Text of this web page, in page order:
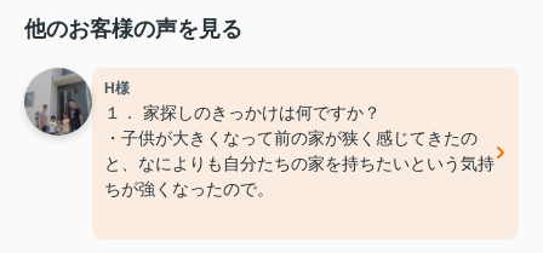
他のお客様の声を見る
H様
１． 家探しのきっかけは何ですか？
・子供が大きくなって前の家が狭く感じてきたの
と、なによりも自分たちの家を持ちたいという気持
ちが強くなったので。
２． この物件を選んだ決め手となった事（モノ）